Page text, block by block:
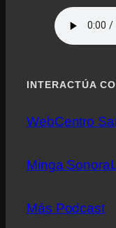
INTERACTÚA
WebCentro
Minga Sonora
Más Podcast